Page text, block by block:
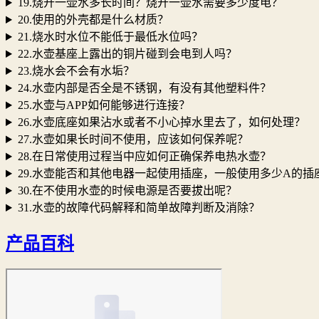
19.烧开一壶水多长时间？烧开一壶水需要多少度电？
20.使用的外壳都是什么材质？
21.烧水时水位不能低于最低水位吗？
22.水壶基座上露出的铜片碰到会电到人吗？
23.烧水会不会有水垢？
24.水壶内部是否全是不锈钢，有没有其他塑料件？
25.水壶与APP如何能够进行连接？
26.水壶底座如果沾水或者不小心掉水里去了，如何处理？
27.水壶如果长时间不使用，应该如何保养呢？
28.在日常使用过程当中应如何正确保养电热水壶？
29.水壶能否和其他电器一起使用插座，一般使用多少A的插
30.在不使用水壶的时候电源是否要拔出呢？
31.水壶的故障代码解释和简单故障判断及消除？
产品百科